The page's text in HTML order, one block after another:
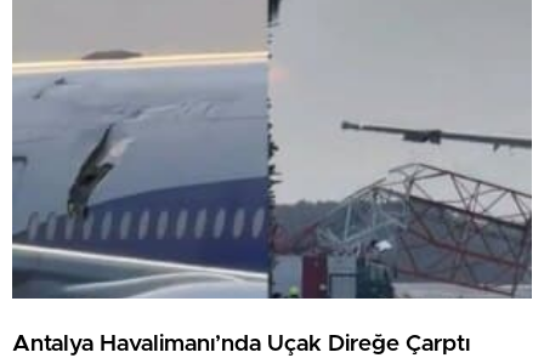
Antalya Havalimanı’nda Uçak Direğe Çarptı